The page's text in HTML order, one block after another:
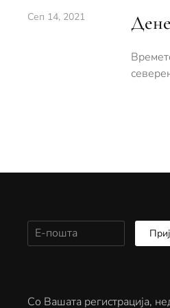
Сеп 14, 2021
Со Вашата регистрација,